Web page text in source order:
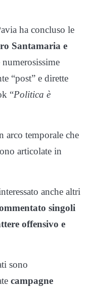
ha concluso le
Santamaria e
“post” e dirette
“Politica è
arco temporale che
articolate in
anche altri
singoli
offensivo e
sono
campagne